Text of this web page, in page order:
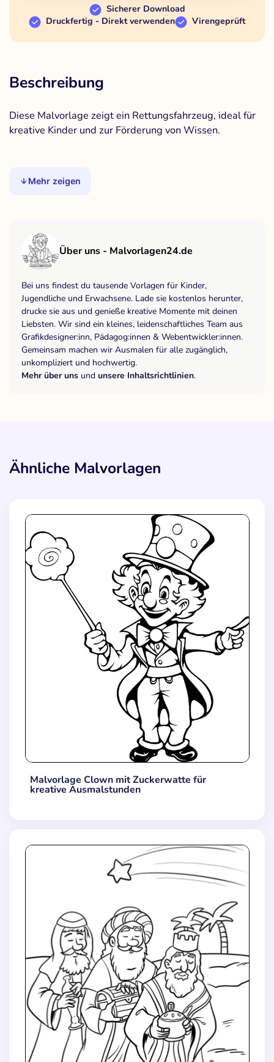
Sicherer Download
Druckfertig - Direkt verwenden
Virengeprüft
Beschreibung
Diese Malvorlage zeigt ein Rettungsfahrzeug, ideal für
kreative Kinder und zur Förderung von Wissen.
Mehr zeigen
Über uns - Malvorlagen24.de
Bei uns findest du tausende Vorlagen für Kinder,
Jugendliche und Erwachsene. Lade sie kostenlos herunter,
drucke sie aus und genieße kreative Momente mit deinen
Liebsten. Wir sind ein kleines, leidenschaftliches Team aus
Grafikdesigner:inn, Pädagog:innen & Webentwickler:innen.
Gemeinsam machen wir Ausmalen für alle zugänglich,
unkompliziert und hochwertig.
Mehr über uns und unsere Inhaltsrichtlinien.
Ähnliche Malvorlagen
Malvorlage Clown mit Zuckerwatte für
kreative Ausmalstunden